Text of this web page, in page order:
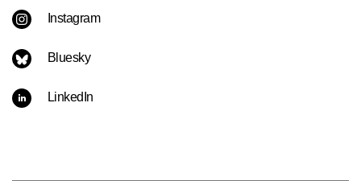
Instagram
Bluesky
LinkedIn